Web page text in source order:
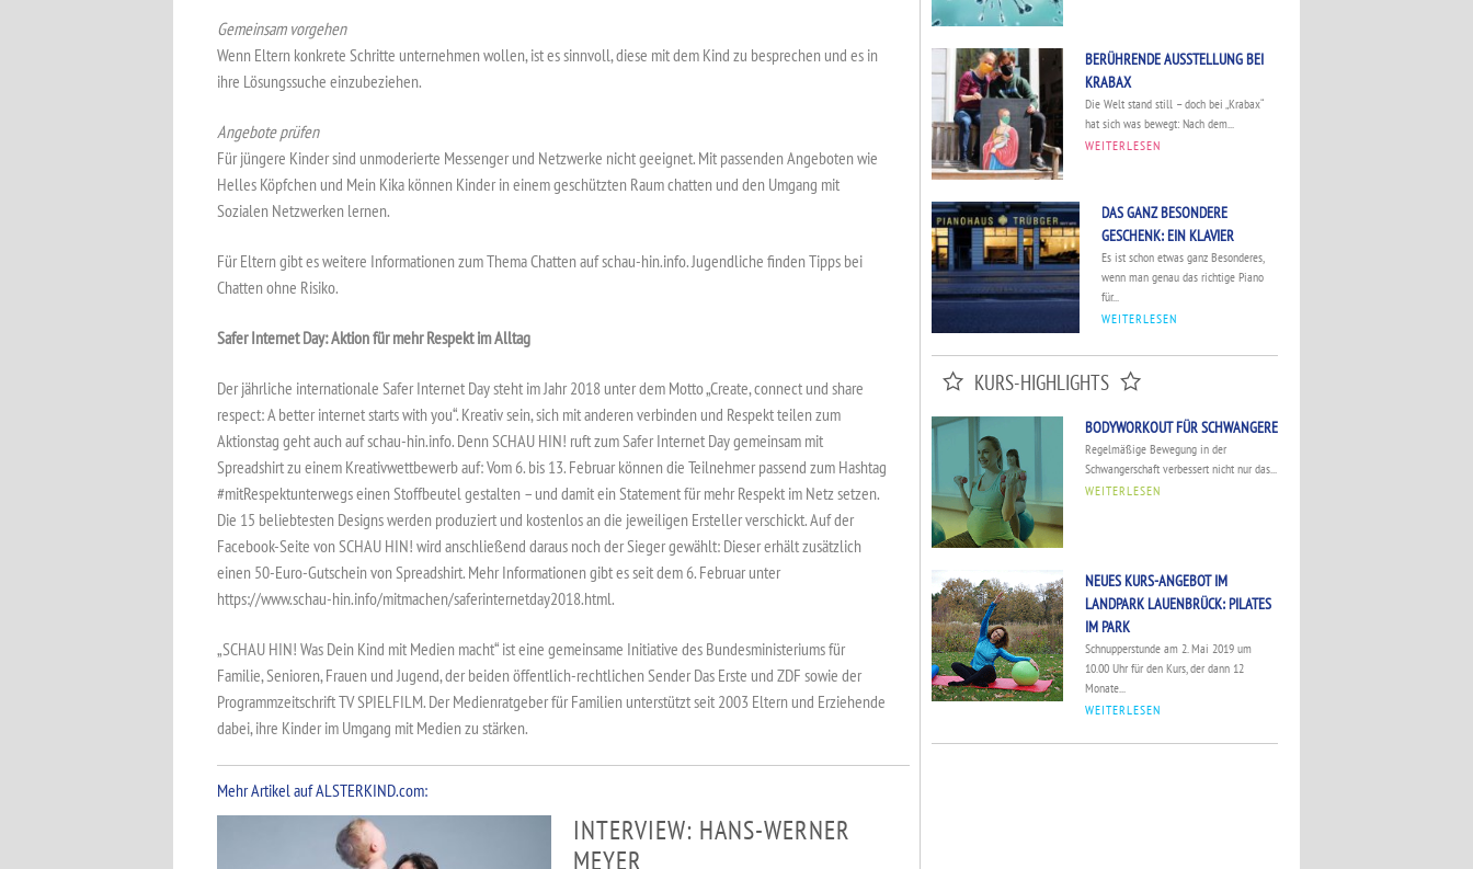
Gemeinsam vorgehen
Wenn Eltern konkrete Schritte unternehmen wollen, ist es sinnvoll, diese mit dem Kind zu besprechen und es in
ihre Lösungssuche einzubeziehen.
Angebote prüfen
Für jüngere Kinder sind unmoderierte Messenger und Netzwerke nicht geeignet. Mit passenden Angeboten wie
Helles Köpfchen und Mein Kika können Kinder in einem geschützten Raum chatten und den Umgang mit
Sozialen Netzwerken lernen.
Für Eltern gibt es weitere Informationen zum Thema Chatten auf schau-hin.info. Jugendliche finden Tipps bei
Chatten ohne Risiko.
Safer Internet Day: Aktion für mehr Respekt im Alltag
Der jährliche internationale Safer Internet Day steht im Jahr 2018 unter dem Motto „Create, connect und share
respect: A better internet starts with you“. Kreativ sein, sich mit anderen verbinden und Respekt teilen zum
Aktionstag geht auch auf schau-hin.info. Denn SCHAU HIN! ruft zum Safer Internet Day gemeinsam mit
Spreadshirt zu einem Kreativwettbewerb auf: Vom 6. bis 13. Februar können die Teilnehmer passend zum Hashtag
#mitRespektunterwegs einen Stoffbeutel gestalten – und damit ein Statement für mehr Respekt im Netz setzen.
Die 15 beliebtesten Designs werden produziert und kostenlos an die jeweiligen Ersteller verschickt. Auf der
Facebook-Seite von SCHAU HIN! wird anschließend daraus noch der Sieger gewählt: Dieser erhält zusätzlich
einen 50-Euro-Gutschein von Spreadshirt. Mehr Informationen gibt es seit dem 6. Februar unter
https://www.schau-hin.info/mitmachen/saferinternetday2018.html.
„SCHAU HIN! Was Dein Kind mit Medien macht“ ist eine gemeinsame Initiative des Bundesministeriums für
Familie, Senioren, Frauen und Jugend, der beiden öffentlich-rechtlichen Sender Das Erste und ZDF sowie der
Programmzeitschrift TV SPIELFILM. Der Medienratgeber für Familien unterstützt seit 2003 Eltern und Erziehende
dabei, ihre Kinder im Umgang mit Medien zu stärken.
Mehr Artikel auf ALSTERKIND.com:
INTERVIEW: HANS-WERNER
MEYER
BERÜHRENDE AUSSTELLUNG BEI
KRABAX
Die Welt stand still – doch bei „Krabax“
hat sich was bewegt: Nach dem...
WEITERLESEN
DAS GANZ BESONDERE
GESCHENK: EIN KLAVIER
Es ist schon etwas ganz Besonderes,
wenn man genau das richtige Piano
für...
WEITERLESEN
KURS-HIGHLIGHTS
BODYWORKOUT FÜR SCHWANGERE
Regelmäßige Bewegung in der
Schwangerschaft verbessert nicht nur das...
WEITERLESEN
NEUES KURS-ANGEBOT IM
LANDPARK LAUENBRÜCK: PILATES
IM PARK
Schnupperstunde am 2. Mai 2019 um
10.00 Uhr für den Kurs, der dann 12
Monate...
WEITERLESEN